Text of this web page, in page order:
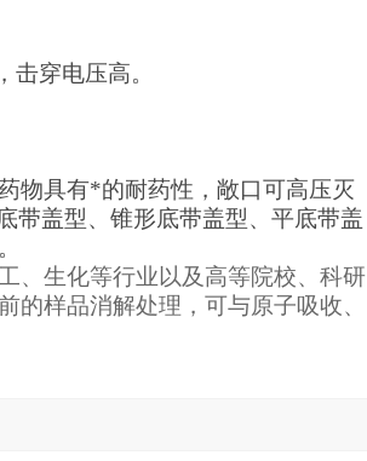
穿电压高。
物具有*的耐药性，敞口可高压灭
带盖型、锥形底带盖型、平底带盖
、生化等行业以及高等院校、科研
的样品消解处理，可与原子吸收、